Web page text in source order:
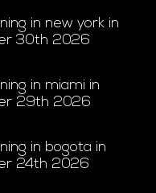
in new york in
30th 2026
in miami in
29th 2026
in bogota in
24th 2026